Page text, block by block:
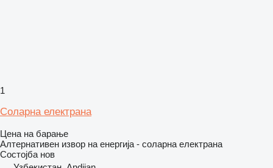
1
Соларна електрана
Цена на барање
Алтернативен извор на енергија - соларна електрана
Состојба нов